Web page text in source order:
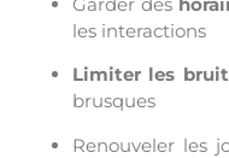
les interactions
Limiter les
brusques
Renouveler les